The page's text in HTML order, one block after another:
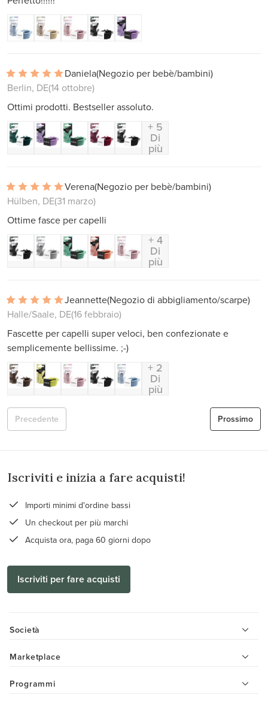
Daniela(Negozio per bebè/bambini)
Berlin, DE(14 ottobre)
Ottimi prodotti. Bestseller assoluto.
+ 5
Di
più
Verena(Negozio per bebè/bambini)
Hülben, DE(31 marzo)
Ottime fasce per capelli
+ 4
Di
più
Jeannette(Negozio di abbigliamento/scarpe)
Halle/Saale, DE(16 febbraio)
Fascette per capelli super veloci, ben confezionate e
semplicemente bellissime. ;-)
+ 2
Di
più
Prossimo
Precedente
Iscriviti e inizia a fare acquisti!
Importi minimi d'ordine bassi
Un checkout per più marchi
Acquista ora, paga 60 giorni dopo
Iscriviti per fare acquisti
Società
Marketplace
Programmi